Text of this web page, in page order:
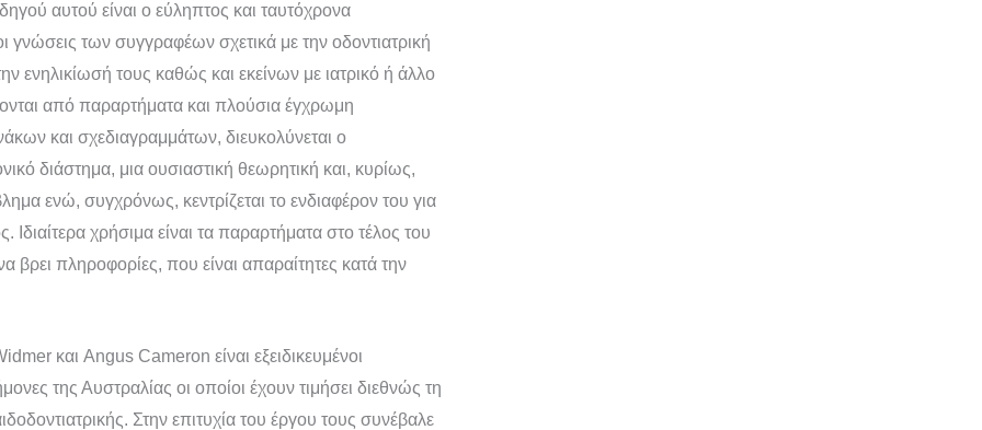
αυτού είναι ο εύληπτος και ταυτόχρονα
γνώσεις των συγγραφέων σχετικά με την οδοντιατρική
ενηλικίωσή τους καθώς και εκείνων με ιατρικό ή άλλο
από παραρτήματα και πλούσια έγχρωμη
και σχεδιαγραμμάτων, διευκολύνεται ο
διάστημα, μια ουσιαστική θεωρητική και, κυρίως,
ενώ, συγχρόνως, κεντρίζεται το ενδιαφέρον του για
χρήσιμα είναι τα παραρτήματα στο τέλος του
βρει πληροφορίες, που είναι απαραίτητες κατά την
και Angus Cameron είναι εξειδικευμένοι
της Αυστραλίας οι οποίοι έχουν τιμήσει διεθνώς τη
Στην επιτυχία του έργου τους συνέβαλε